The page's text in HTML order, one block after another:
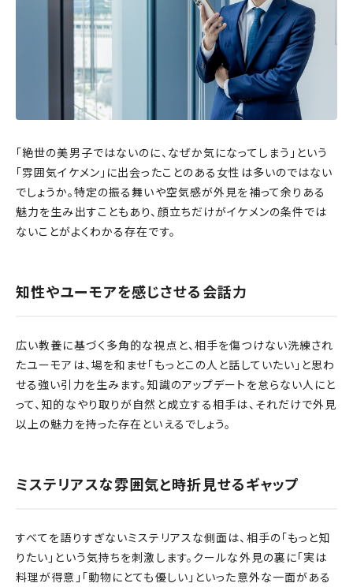
「絶世の美男子ではないのに、なぜか気になってしまう」という
「雰囲気イケメン」に出会ったことのある女性は多いのではない
でしょうか。特定の振る舞いや空気感が外見を補って余りある
魅力を生み出すこともあり、顔立ちだけがイケメンの条件では
ないことがよくわかる存在です。
知性やユーモアを感じさせる会話力
広い教養に基づく多角的な視点と、相手を傷つけない洗練され
たユーモアは、場を和ませ「もっとこの人と話していたい」と思わ
せる強い引力を生みます。知識のアップデートを怠らない人にと
って、知的なやり取りが自然と成立する相手は、それだけで外見
以上の魅力を持った存在といえるでしょう。
ミステリアスな雰囲気と時折見せるギャップ
すべてを語りすぎないミステリアスな側面は、相手の「もっと知
りたい」という気持ちを刺激します。クールな外見の裏に「実は
料理が得意」「動物にとても優しい」といった意外な一面がある